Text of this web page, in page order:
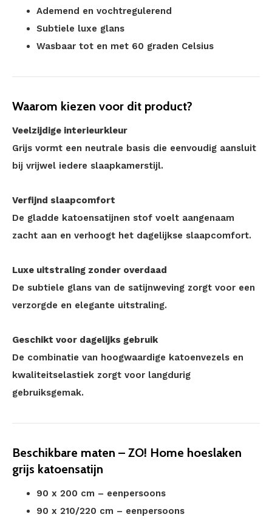
Ademend en vochtregulerend
Subtiele luxe glans
Wasbaar tot en met 60 graden Celsius
Waarom kiezen voor dit product?
Veelzijdige interieurkleur
Grijs vormt een neutrale basis die eenvoudig aansluit
bij vrijwel iedere slaapkamerstijl.
Verfijnd slaapcomfort
De gladde katoensatijnen stof voelt aangenaam
zacht aan en verhoogt het dagelijkse slaapcomfort.
Luxe uitstraling zonder overdaad
De subtiele glans van de satijnweving zorgt voor een
verzorgde en elegante uitstraling.
Geschikt voor dagelijks gebruik
De combinatie van hoogwaardige katoenvezels en
kwaliteitselastiek zorgt voor langdurig
gebruiksgemak.
Beschikbare maten – ZO! Home hoeslaken
grijs katoensatijn
90 x 200 cm – eenpersoons
90 x 210/220 cm – eenpersoons